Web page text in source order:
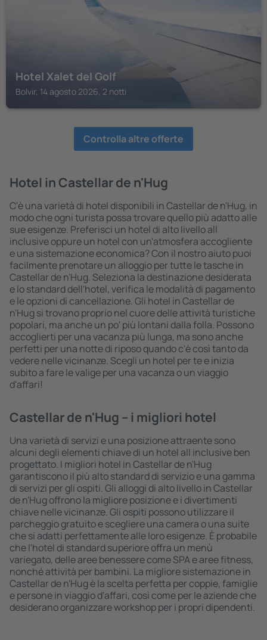
Hotel Xalet del Golf
Bolvir, 14 agosto 2026, 2 notti
Controlla altre offerte
Hotel in Castellar de n'Hug
C'è una varietà di hotel disponibili in Castellar de n'Hug, in
modo che ogni turista possa trovare quello più adatto alle
sue esigenze. Preferisci un hotel di alto livello all
inclusive oppure un hotel con un'atmosfera accogliente
e una sistemazione economica? Con il nostro aiuto puoi
facilmente prenotare un alloggio per tutte le tasche in
Castellar de n'Hug. Seleziona la destinazione desiderata
e lo standard dell'hotel, verifica le modalità di pagamento
e le opzioni di cancellazione. Gli hotel in Castellar de
n'Hug si trovano proprio nel cuore delle attività turistiche
popolari, ma anche un po' più lontani dalla folla. Possono
accoglierti per una vacanza più lunga, ma sono anche
perfetti per una notte di riposo quando c'è così tanto da
vedere nelle vicinanze. Scegli un hotel per te e inizia
subito a fare le valige per una vacanza o un viaggio
d'affari!
Castellar de n'Hug – i migliori hotel
Una varietà di servizi e una posizione attraente sono
alcuni degli elementi chiave di un hotel all inclusive ben
progettato. I migliori hotel in Castellar de n'Hug
garantiscono il più alto standard di servizio e una gamma
di servizi per gli ospiti. Gli alloggi di alto livello in Castellar
de n'Hug offrono la migliore posizione e i divertimenti
chiave nelle vicinanze. Gli ospiti possono utilizzare il
parcheggio gratuito e scegliere una camera o una suite
che si adatti perfettamente alle loro esigenze. È probabile
che l'hotel di standard superiore offra un menù
variegato, delle aree benessere come SPA e aree fitness,
nonché attività per bambini. La migliore sistemazione in
Castellar de n'Hug è la scelta perfetta per coppie, famiglie
e persone in viaggio d'affari, così come per le aziende che
desiderano organizzare workshop per i propri dipendenti.